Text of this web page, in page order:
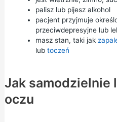
palisz lub pijesz alkohol
pacjent przyjmuje
przeciwdepresyjne lub
masz stan, taki jak
lub toczeń
Jak samodzielnie
oczu